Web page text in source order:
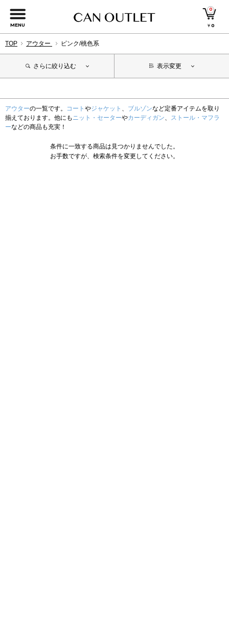
MENU
0
￥0
TOP アウター ピンク/桃色系
さらに絞り込む 表示変更
アウターの一覧です。 コート やジャケット 、 ブルゾンなど定番アイテムを取り
揃えております。他にも ニット・セーターやカーディガン、 ストール・マフラ
ーなどの商品も充実！
条件に一致する商品は見つかりませんでした。
お手数ですが、検索条件を変更してください。